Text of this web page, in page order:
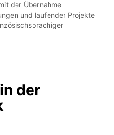
der Übernahme
und laufender Projekte
der